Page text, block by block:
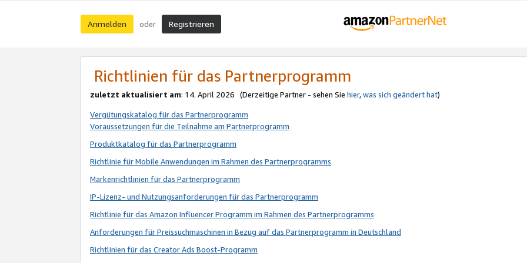
Anmelden oder Registrieren
Richtlinien für das Partnerprogramm
zuletzt aktualisiert am: 14. April 2026 (Derzeitige Partner - sehen Sie hier,was sich geändert hat)
Vergütungskatalog für das Partnerprogramm
Voraussetzungen für die Teilnahme am Partnerprogramm
Produktkatalog für das Partnerprogramm
Richtlinie für Mobile Anwendungen im Rahmen des Partnerprogramms
Markenrichtlinien für das Partnerprogramm
IP-Lizenz- und Nutzungsanforderungen für das Partnerprogramm
Richtlinie für das Amazon Influencer Programm im Rahmen des Partnerprogramms
Anforderungen für Preissuchmaschinen in Bezug auf das Partnerprogramm in Deutschland
Richtlinien für das Creator Ads Boost-Programm